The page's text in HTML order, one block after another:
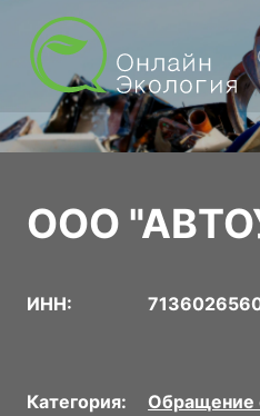
ООО
ИНН:
Категория:
Обращение